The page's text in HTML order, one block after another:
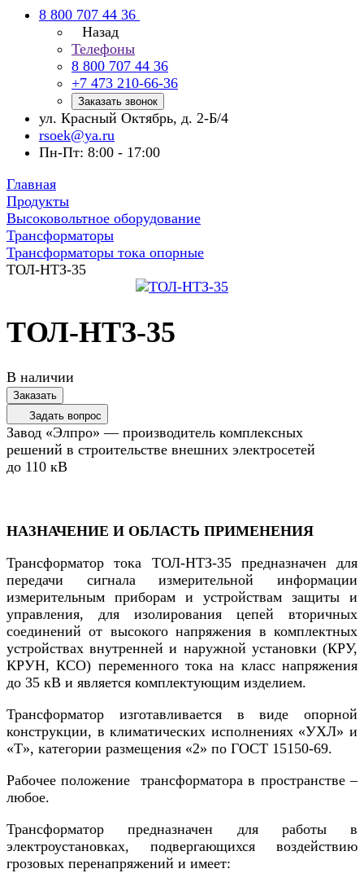
8 800 707 44 36
Назад
Телефоны
8 800 707 44 36
+7 473 210-66-36
Заказать звонок
ул. Красный Октябрь, д. 2-Б/4
rsoek@ya.ru
Пн-Пт: 8:00 - 17:00
Главная
Продукты
Высоковольтное оборудование
Трансформаторы
Трансформаторы тока опорные
ТОЛ-НТЗ-35
ТОЛ-НТЗ-35
В наличии
Заказать
Задать вопрос
Завод «Элпро» — производитель комплексных
решений в строительстве внешних электросетей
до 110 кВ
НАЗНАЧЕНИЕ И ОБЛАСТЬ ПРИМЕНЕНИЯ
Трансформатор тока ТОЛ-НТЗ-35 предназначен для
передачи сигнала измерительной информации
измерительным приборам и устройствам защиты и
управления, для изолирования цепей вторичных
соединений от высокого напряжения в комплектных
устройствах внутренней и наружной установки (КРУ,
КРУН, КСО) переменного тока на класс напряжения
до 35 кВ и является комплектующим изделием.
Трансформатор изготавливается в виде опорной
конструкции, в климатических исполнениях «УХЛ» и
«Т», категории размещения «2» по ГОСТ 15150-69.
Рабочее положение трансформатора в пространстве –
любое.
Трансформатор предназначен для работы в
электроустановках, подвергающихся воздействию
грозовых перенапряжений и имеет: